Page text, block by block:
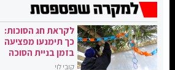
לקראת חג הסוכות:
כך תימנעו מפציעה
בזמן בניית הסוכה
קובי לוי